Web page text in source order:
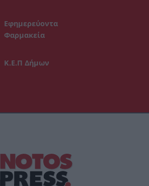
Εφημερεύοντα
Φαρμακεία
Κ.Ε.Π Δήμων